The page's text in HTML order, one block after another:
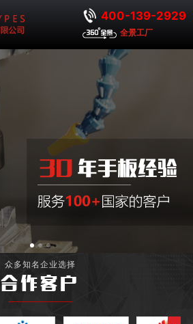
400-139-2929
全景工厂
众多知名企业选择
合作客户